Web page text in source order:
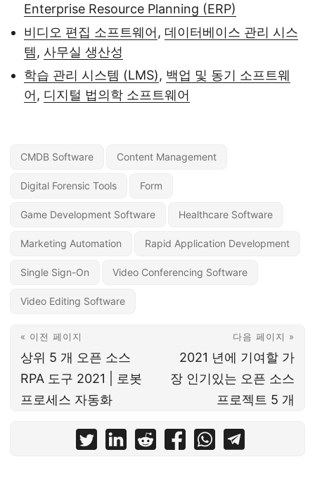
Enterprise Resource Planning (ERP)
비디오 편집 소프트웨어, 데이터베이스 관리 시스
템, 사무실 생산성
학습 관리 시스템 (LMS), 백업 및 동기 소프트웨
어, 디지털 법의학 소프트웨어
CMDB Software Content Management
Digital Forensic Tools Form
Game Development Software Healthcare Software
Marketing Automation Rapid Application Development
Single Sign-On Video Conferencing Software
Video Editing Software
« 이전 페이지
상위 5 개 오픈 소스
RPA 도구 2021 | 로봇
프로세스 자동화
다음 페이지 »
2021 년에 기여할 가
장 인기있는 오픈 소스
프로젝트 5 개